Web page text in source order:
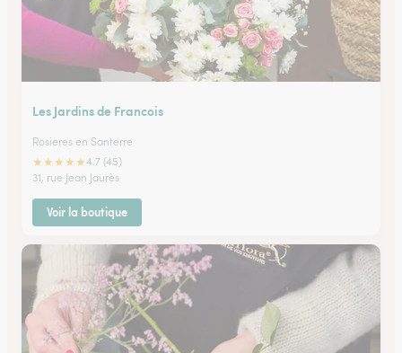
Les Jardins de Francois
Rosieres en Santerre
★★★★★4.7 (45)
31, rue Jean Jaurès
Voir la boutique